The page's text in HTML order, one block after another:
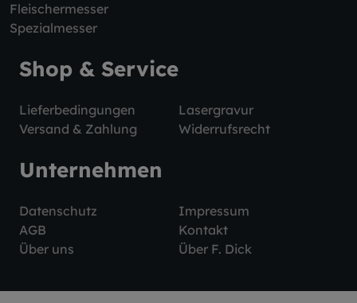
Fleischermesser
Spezialmesser
Shop & Service
Lieferbedingungen
Lasergravur
Versand & Zahlung
Widerrufsrecht
Unternehmen
Datenschutz
Impressum
AGB
Kontakt
Über uns
Über F. Dick